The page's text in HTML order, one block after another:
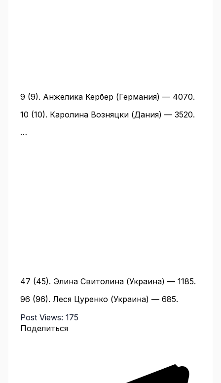
9 (9). Анжелика Кербер (Германия) — 4070.
10 (10). Каролина Возняцки (Дания) — 3520.
…
47 (45). Элина Свитолина (Украина) — 1185.
96 (96). Леся Цуренко (Украина) — 685.
Post Views: 175
Поделиться